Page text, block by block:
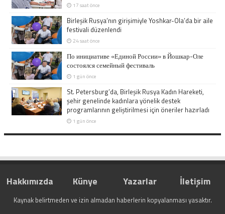
17 saat önce
Birleşik Rusya’nın girişimiyle Yoshkar-Ola’da bir aile
festivali düzenlendi
24 saat önce
По инициативе «Единой России» в Йошкар-Оле
состоялся семейный фестиваль
1 gün önce
St. Petersburg’da, Birleşik Rusya Kadın Hareketi,
şehir genelinde kadınlara yönelik destek
programlarının geliştirilmesi için öneriler hazırladı
1 gün önce
Hakkımızda Künye Yazarlar İletişim
Kaynak belirtmeden ve izin almadan haberlerin kopyalanması yasaktır.